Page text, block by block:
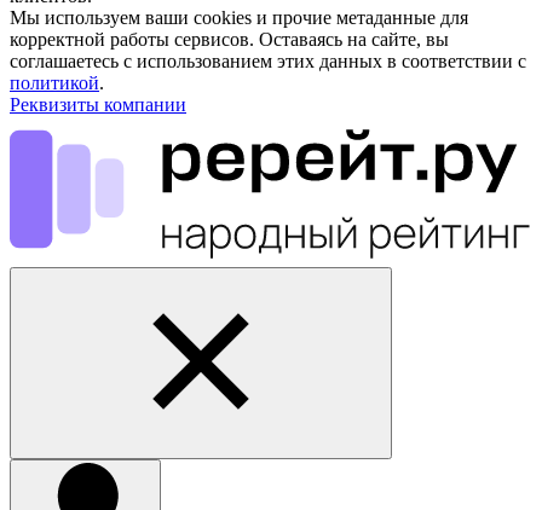
Мы используем ваши cookies и прочие метаданные для
корректной работы сервисов. Оставаясь на сайте, вы
соглашаетесь с использованием этих данных в соответствии с
политикой.
Реквизиты компании